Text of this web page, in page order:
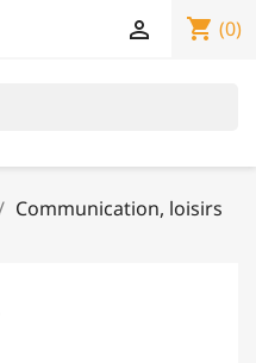
shopping_cart (0)

Communication, loisirs